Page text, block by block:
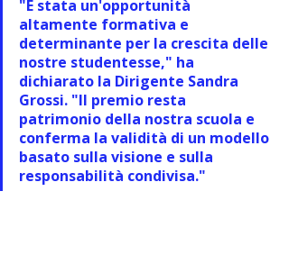
"È stata un'opportunità
altamente formativa e
determinante per la crescita delle
nostre studentesse," ha
dichiarato la Dirigente Sandra
Grossi. "Il premio resta
patrimonio della nostra scuola e
conferma la validità di un modello
basato sulla visione e sulla
responsabilità condivisa."